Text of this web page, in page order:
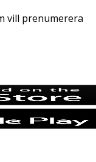
vill prenumerera